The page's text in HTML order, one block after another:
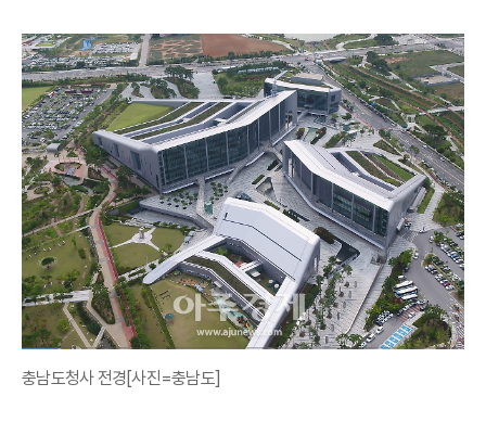
충남도청사 전경[사진=충남도]